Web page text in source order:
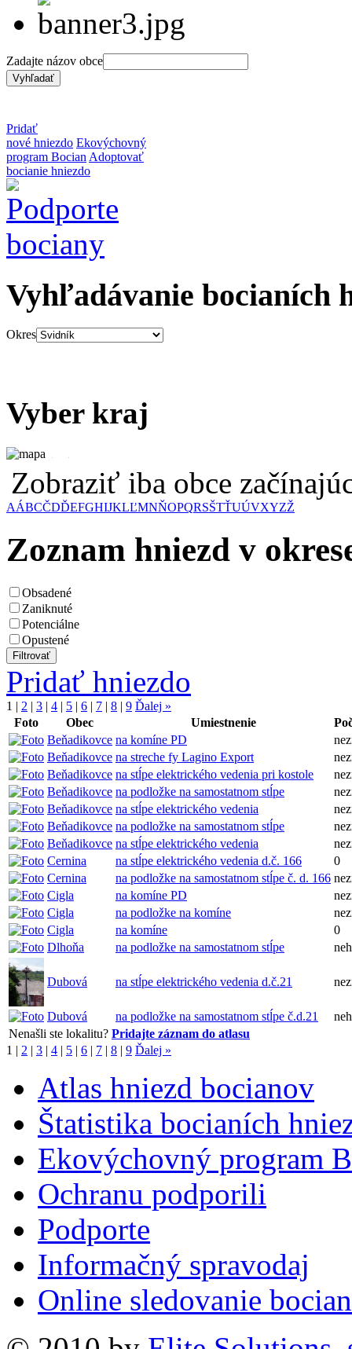
Zadajte názov obce
Pridať
nové hniezdo Ekovýchovný
program Bocian Adoptovať
bocianie hniezdo
Vyhľadávanie bocianích
Okres
Vyber kraj
Zobraziť iba obce
AÁBCČDĎEFGHIJKLĽMNŇOPQRSŠTŤUÚVXYZŽ
Zoznam hniezd v
Obsadené
Zaniknuté
Potenciálne
Opustené
Pridať hniezdo
1 | 2 | 3 | 4 | 5 | 6 | 7 | 8 | 9 Ďalej »
Foto
Obec Umiestnenie
Beňadikovce na komíne PD
Beňadikovce na streche fy Lagino Export
Beňadikovce na stĺpe elektrického vedenia pri kostole
Beňadikovce na podložke na samostatnom stĺpe
Beňadikovce na stĺpe elektrického vedenia
Beňadikovce na podložke na samostatnom stĺpe
Beňadikovce na stĺpe elektrického vedenia
Cernina
na stĺpe elektrického vedenia d.č. 166
0
Cernina
na podložke na samostatnom stĺpe č. d. 166
Cigla
na komíne PD
Cigla
na podložke na komíne
Cigla
na komíne
0
Dlhoňa
na podložke na samostatnom stĺpe
Dubová na stĺpe elektrického vedenia d.č.21
Dubová na podložke na samostatnom stĺpe č.d.21
Nenašli ste lokalitu? Pridajte záznam do atlasu
1 | 2 | 3 | 4 | 5 | 6 | 7 | 8 | 9 Ďalej »
Atlas hniezd bocianov
Štatistika bocianích
Ekovýchovný program
Ochranu podporili
Podporte
Informačný spravodaj
Online sledovanie